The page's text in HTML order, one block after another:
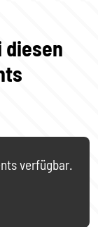
diesen
verfügbar.